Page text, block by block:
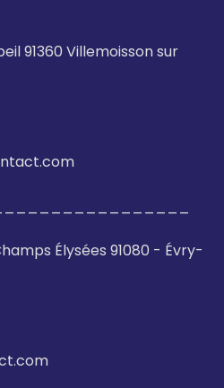
91360 Villemoisson sur
Élysées 91080 - Évry-